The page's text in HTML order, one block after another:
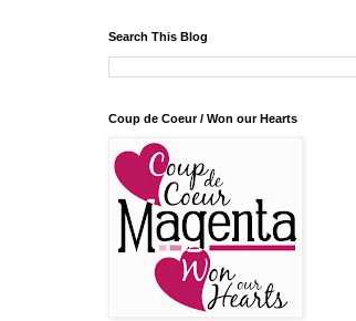
Search This Blog
Coup de Coeur / Won our Hearts